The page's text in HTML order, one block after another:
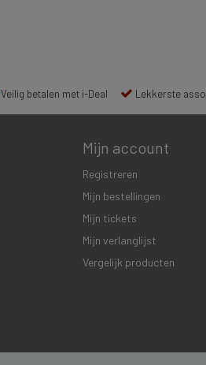
Veilig betalen met i-Deal Lekkerste
Mijn account
Registreren
Mijn bestellingen
Mijn tickets
Mijn verlanglijst
Vergelijk producten